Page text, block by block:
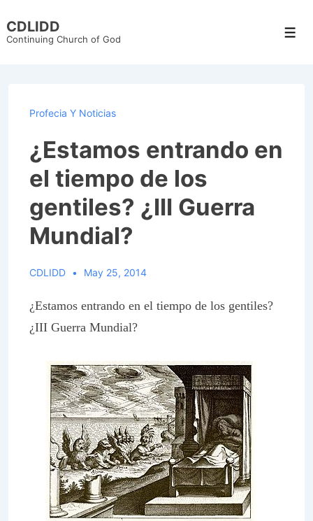
Skip
CDLIDD
Continuing Church of God
Profecia Y Noticias
¿Estamos entrando en
el tiempo de los
gentiles? ¿III Guerra
Mundial?
CDLIDD May 25, 2014
¿Estamos entrando en el tiempo de los gentiles?
¿III Guerra Mundial?